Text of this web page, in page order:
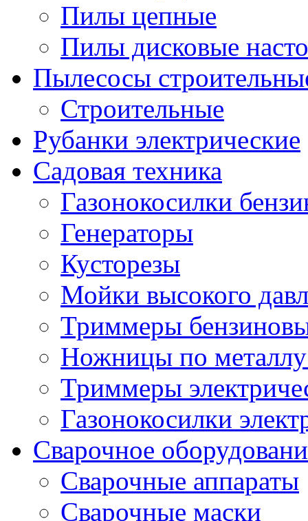
Пилы цепные
Пилы дисковые
Пылесосы
Строительные
Рубанки электрические
Садовая техника
Газонокосилки
Генераторы
Кусторезы
Мойки высокого
Триммеры
Ножницы по металлу
Триммеры
Газонокосилки
Сварочное
Сварочные аппараты
Сварочные маски